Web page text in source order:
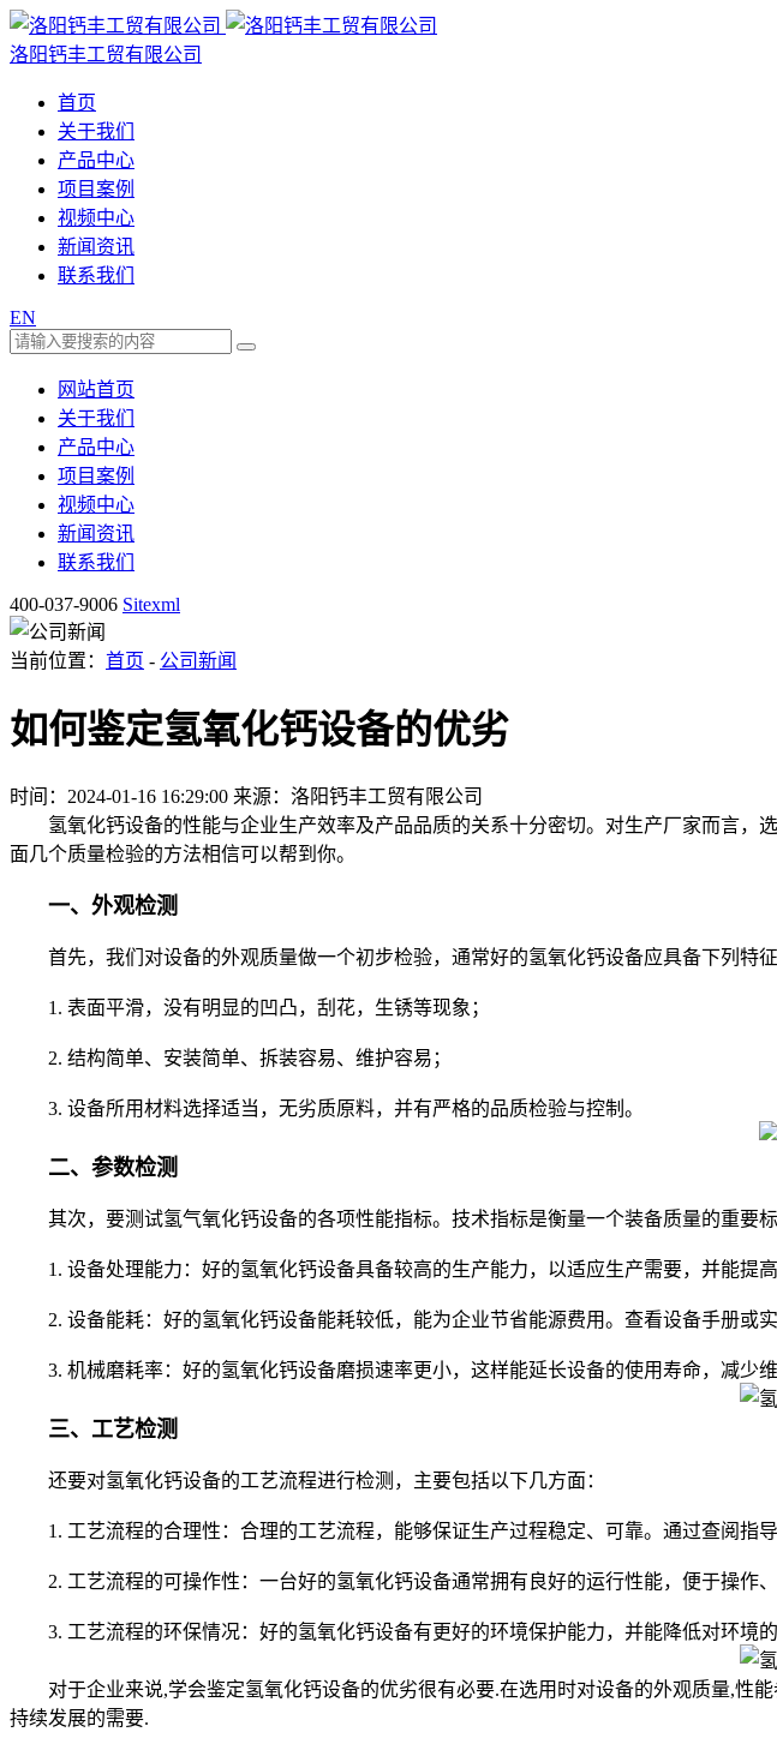
洛阳钙丰工贸有限公司
首页
关于我们
产品中心
项目案例
视频中心
新闻资讯
联系我们
EN
网站首页
关于我们
产品中心
项目案例
视频中心
新闻资讯
联系我们
400-037-9006 Sitexml
当前位置： 首页 - 公司新闻
如何鉴定氢氧化钙设备的优劣
时间：2024-01-16 16:29:00 来源：洛阳钙丰工贸有限公司
氢氧化钙设备的性能与企业生产效率及产品品质的关系十分密切。对生产厂家而言，
面几个质量检验的方法相信可以帮到你。
一、外观检测
首先，我们对设备的外观质量做一个初步检验，通常好的氢氧化钙设备应具备下列特征
1. 表面平滑，没有明显的凹凸，刮花，生锈等现象；
2. 结构简单、安装简单、拆装容易、维护容易；
3. 设备所用材料选择适当，无劣质原料，并有严格的品质检验与控制。
二、参数检测
其次，要测试氢气氧化钙设备的各项性能指标。技术指标是衡量一个装备质量的重要标
1. 设备处理能力：好的氢氧化钙设备具备较高的生产能力，以适应生产需要，并能提高
2. 设备能耗：好的氢氧化钙设备能耗较低，能为企业节省能源费用。查看设备手册或实
3. 机械磨耗率：好的氢氧化钙设备磨损速率更小，这样能延长设备的使用寿命，减少维
三、工艺检测
还要对氢氧化钙设备的工艺流程进行检测，主要包括以下几方面：
1. 工艺流程的合理性：合理的工艺流程，能够保证生产过程稳定、可靠。通过查阅指导
2. 工艺流程的可操作性：一台好的氢氧化钙设备通常拥有良好的运行性能，便于操作、
3. 工艺流程的环保情况：好的氢氧化钙设备有更好的环境保护能力，并能降低对环境的
对于企业来说,学会鉴定氢氧化钙设备的优劣很有必要.在选用时对设备的外观质量,性
持续发展的需要.